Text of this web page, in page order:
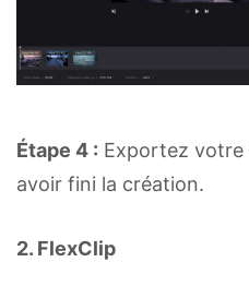
Étape 4 : Exportez votre
avoir fini la création.
2. FlexClip